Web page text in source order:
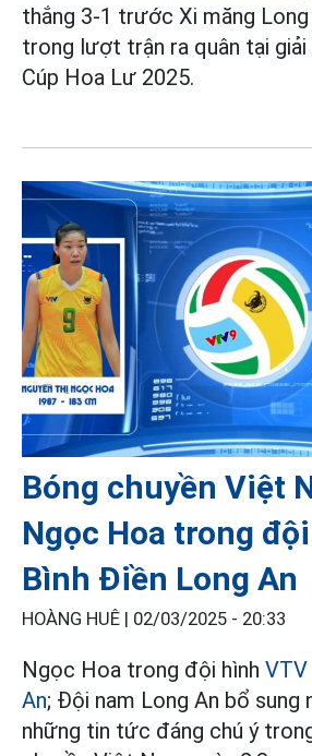
thắng 3-1 trước Xi măng
trong lượt trận ra quân tại giải
Cúp Hoa Lư 2025.
Bóng chuyền Việt
Ngọc Hoa trong
Bình Điền Long An
HOÀNG HUÊ | 02/03/2025 - 20:33
Ngọc Hoa trong đội hình VTV
An; Đội nam Long An bổ sung
những tin tức đáng chú ý